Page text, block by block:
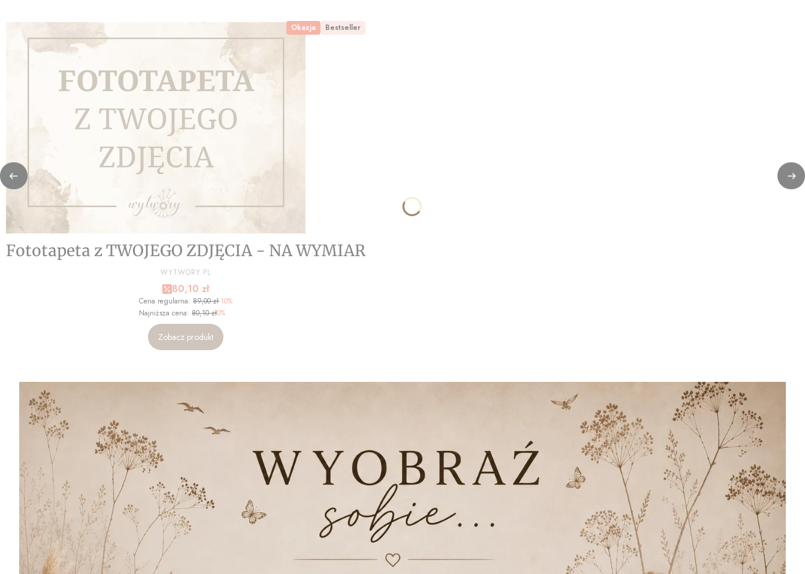
Okazja Bestseller
Fototapeta z TWOJEGO ZDJĘCIA - NA WYMIAR
PRODUCENT
WYTWORY.PL
Cena promocyjna
80,10 zł
Cena regularna: 89,00 zł-10%
Najniższa cena: 80,10 zł0%
Zobacz produkt